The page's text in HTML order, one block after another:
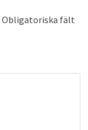
Obligatoriska fält